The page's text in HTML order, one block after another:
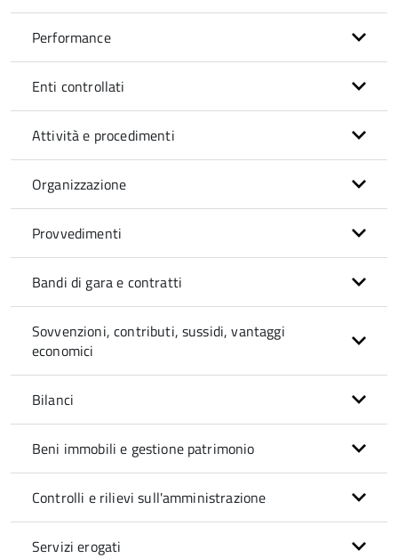
Performance
Enti controllati
Attività e procedimenti
Organizzazione
Provvedimenti
Bandi di gara e contratti
Sovvenzioni, contributi, sussidi, vantaggi
economici
Bilanci
Beni immobili e gestione patrimonio
Controlli e rilievi sull'amministrazione
Servizi erogati